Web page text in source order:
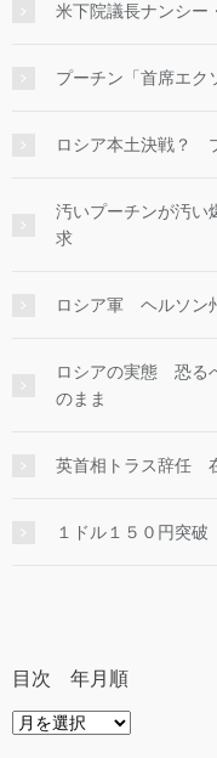
米下院議長ナンシ
プーチン「首席エ
ロシア本土決戦？
汚いプーチンが汚
求
ロシア軍 ヘルソン
ロシアの実態 恐る
のまま
英首相トラス辞任
１ドル１５０円突
目次 年月順
目